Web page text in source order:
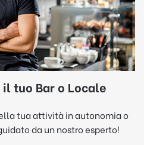
tuo Bar o Locale
tua attività in autonomia o
da un nostro esperto!